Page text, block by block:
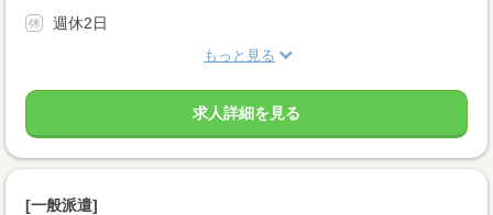
週休2日
もっと見る
求人詳細を見る
[一般派遣]